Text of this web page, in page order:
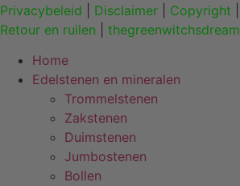
Privacybeleid
Disclaimer Copyright
Retour en ruilen
thegreenwitchsdream
Home
Edelstenen en mineralen
Trommelstenen
Zakstenen
Duimstenen
Jumbostenen
Bollen